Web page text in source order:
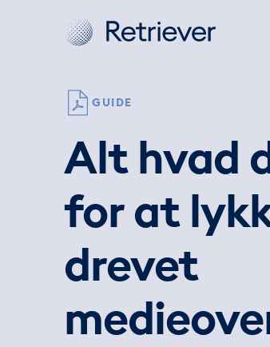
GUIDE
Alt hvad
for at
drevet